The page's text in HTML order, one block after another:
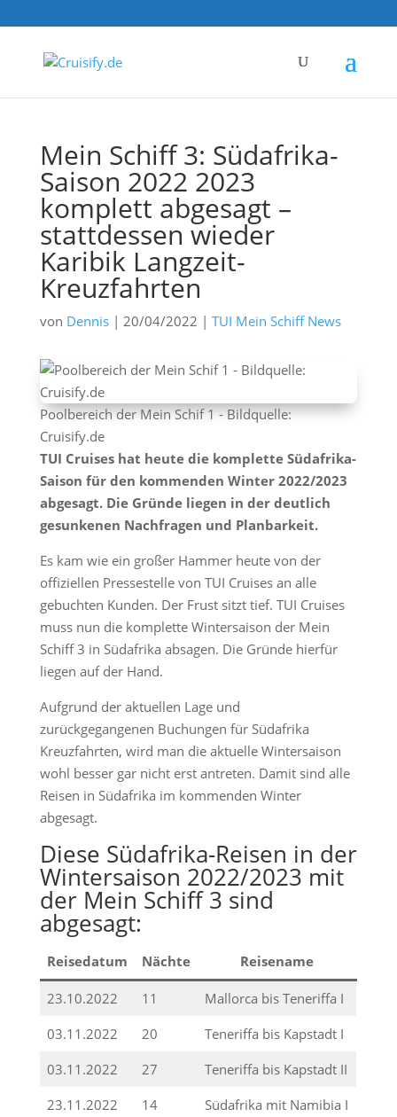
Mein Schiff 3: Südafrika-
Saison 2022 2023
komplett abgesagt –
stattdessen wieder
Karibik Langzeit-
Kreuzfahrten
von Dennis| 20/04/2022 | TUI Mein Schiff News
Poolbereich der Mein Schif 1 - Bildquelle:
Cruisify.de
TUI Cruises hat heute die komplette Südafrika-
Saison für den kommenden Winter 2022/2023
abgesagt. Die Gründe liegen in der deutlich
gesunkenen Nachfragen und Planbarkeit.
Es kam wie ein großer Hammer heute von der
offiziellen Pressestelle von TUI Cruises an alle
gebuchten Kunden. Der Frust sitzt tief. TUI Cruises
muss nun die komplette Wintersaison der Mein
Schiff 3 in Südafrika absagen. Die Gründe hierfür
liegen auf der Hand.
Aufgrund der aktuellen Lage und
zurückgegangenen Buchungen für Südafrika
Kreuzfahrten, wird man die aktuelle Wintersaison
wohl besser gar nicht erst antreten. Damit sind alle
Reisen in Südafrika im kommenden Winter
abgesagt.
Diese Südafrika-Reisen in der
Wintersaison 2022/2023 mit
der Mein Schiff 3 sind
abgesagt:
Reisedatum Nächte Reisename
23.10.2022 11
Mallorca bis Teneriffa I
03.11.2022
20
Teneriffa bis Kapstadt I
03.11.2022
27
Teneriffa bis Kapstadt II
23.11.2022
14 Südafrika mit Namibia I